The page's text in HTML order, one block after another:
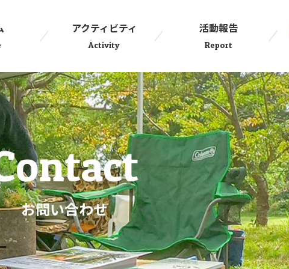
アクティビティ
Activity
活動報告
Report
お問い合わせ